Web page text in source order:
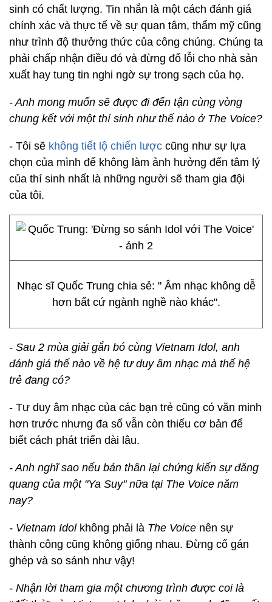
sinh có chất lượng. Tin nhắn là một cách đánh giá
chính xác và thực tế về sự quan tâm, thẩm mỹ cũng
như trình độ thưởng thức của công chúng. Chúng ta
phải chấp nhận điều đó và đừng đổ lỗi cho nhà sản
xuất hay tung tin nghi ngờ sự trong sạch của họ.
- Anh mong muốn sẽ được đi đến tận cùng vòng
chung kết với một thí sinh như thế nào ở The Voice?
- Tôi sẽ không tiết lộ chiến lược cũng như sự lựa
chọn của mình để không làm ảnh hưởng đến tâm lý
của thí sinh nhất là những người sẽ tham gia đội
của tôi.
Nhạc sĩ Quốc Trung chia sẻ: " Âm nhạc không dễ
hơn bất cứ ngành nghề nào khác".
- Sau 2 mùa giải gắn bó cùng Vietnam Idol, anh
đánh giá thế nào về hệ tư duy âm nhạc mà thế hệ
trẻ đang có?
- Tư duy âm nhạc của các bạn trẻ cũng có văn minh
hơn trước nhưng đa số vẫn còn thiếu cơ bản để
biết cách phát triển dài lâu.
- Anh nghĩ sao nếu bản thân lại chứng kiến sự đăng
quang của một "Ya Suy" nữa tại The Voice năm
nay?
- Vietnam Idolkhông phải là The Voice nên sự
thành công cũng không giống nhau. Đừng cố gán
ghép và so sánh như vậy!
- Nhận lời tham gia một chương trình được coi là